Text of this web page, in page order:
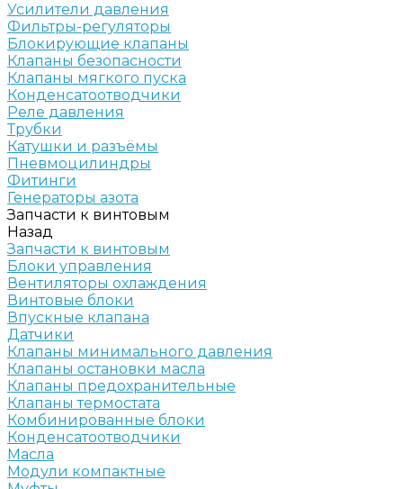
Усилители давления
Фильтры-регуляторы
Блокирующие клапаны
Клапаны безопасности
Клапаны мягкого пуска
Конденсатоотводчики
Реле давления
Трубки
Катушки и разъёмы
Пневмоцилиндры
Фитинги
Генераторы азота
Запчасти к винтовым
Назад
Запчасти к винтовым
Блоки управления
Вентиляторы охлаждения
Винтовые блоки
Впускные клапана
Датчики
Клапаны минимального давления
Клапаны остановки масла
Клапаны предохранительные
Клапаны термостата
Комбинированные блоки
Конденсатоотводчики
Масла
Модули компактные